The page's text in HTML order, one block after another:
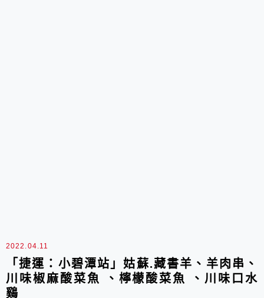
2022.04.11
「捷運：小碧潭站」姑蘇.藏書羊、羊肉串、
川味椒麻酸菜魚 、檸檬酸菜魚 、川味口水
鷄